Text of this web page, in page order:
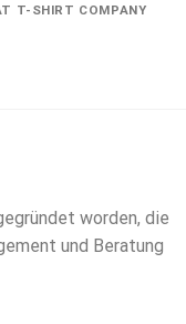
T-SHIRT COMPANY
worden, die
und Beratung